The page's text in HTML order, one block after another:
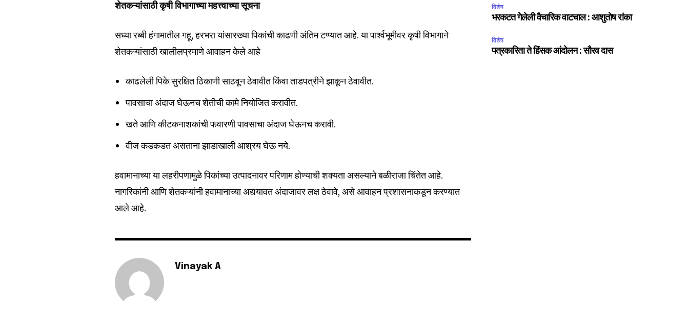
the subscribe button below. Don't worry, we respect your privacy and
Privacy Policy.
6,300
Fans
32,111
शेतकऱ्यांसाठी कृषी विभागाच्या महत्त्वाच्या सूचना
सध्या रब्बी हंगामातील गहू, हरभरा यांसारख्या पिकांची काढणी अंतिम टप्प्यात आहे. या पार्श्वभूमीवर कृषी विभागाने
शेतकऱ्यांसाठी खालीलप्रमाणे आवाहन केले आहे
काढलेली पिके सुरक्षित ठिकाणी साठवून ठेवावीत किंवा ताडपत्रीने झाकून ठेवावीत.
पावसाचा अंदाज घेऊनच शेतीची कामे नियोजित करावीत.
खते आणि कीटकनाशकांची फवारणी पावसाचा अंदाज घेऊनच करावी.
वीज कडकडत असताना झाडाखाली आश्रय घेऊ नये.
हवामानाच्या या लहरीपणामुळे पिकांच्या उत्पादनावर परिणाम होण्याची शक्यता असल्याने बळीराजा चिंतेत आहे.
नागरिकांनी आणि शेतकऱ्यांनी हवामानाच्या अद्ययावत अंदाजावर लक्ष ठेवावे, असे आवाहन प्रशासनाकडून करण्यात
आले आहे.
Vinayak A
विशेष
भरकटत गेलेली वैचारिक वाटचाल : आशुतोष रांका
विशेष
पत्रकारिता ते हिंसक आंदोलन : सौरव दास